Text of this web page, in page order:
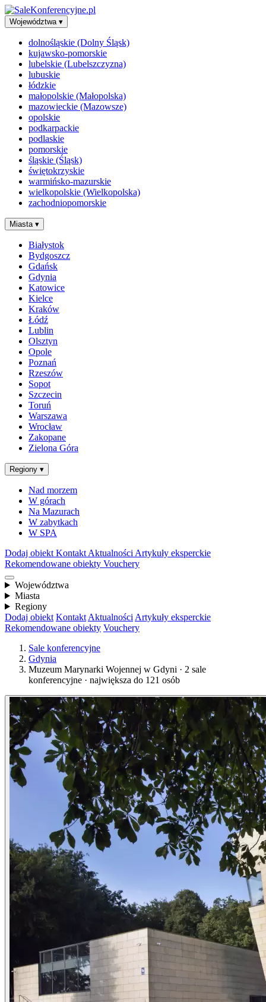
Województwa ▾
dolnośląskie (Dolny Śląsk)
kujawsko-pomorskie
lubelskie (Lubelszczyzna)
lubuskie
łódzkie
małopolskie (Małopolska)
mazowieckie (Mazowsze)
opolskie
podkarpackie
podlaskie
pomorskie
śląskie (Śląsk)
świętokrzyskie
warmińsko-mazurskie
wielkopolskie (Wielkopolska)
zachodniopomorskie
Miasta ▾
Białystok
Bydgoszcz
Gdańsk
Gdynia
Katowice
Kielce
Kraków
Łódź
Lublin
Olsztyn
Opole
Poznań
Rzeszów
Sopot
Szczecin
Toruń
Warszawa
Wrocław
Zakopane
Zielona Góra
Regiony ▾
Nad morzem
W górach
Na Mazurach
W zabytkach
W SPA
Dodaj obiekt Kontakt Aktualności Artykuły eksperckie
Rekomendowane obiekty Vouchery
Województwa
Miasta
Regiony
Dodaj obiekt Kontakt Aktualności Artykuły eksperckie
Rekomendowane obiekty Vouchery
Sale konferencyjne
Gdynia
Muzeum Marynarki Wojennej w Gdyni · 2 sale
konferencyjne · największa do 121 osób